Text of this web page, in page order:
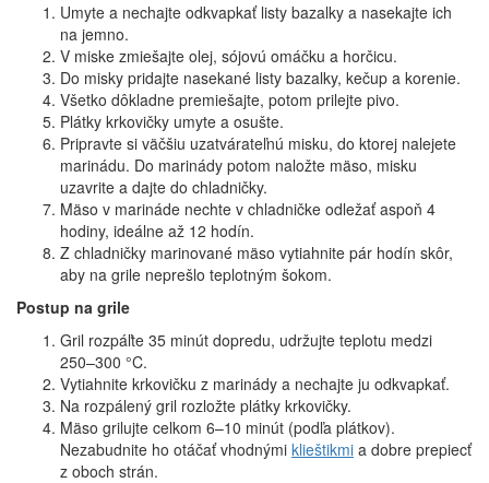
Umyte a nechajte odkvapkať listy bazalky a nasekajte ich
na jemno.
V miske zmiešajte olej, sójovú omáčku a horčicu.
Do misky pridajte nasekané listy bazalky, kečup a korenie.
Všetko dôkladne premiešajte, potom prilejte pivo.
Plátky krkovičky umyte a osušte.
Pripravte si väčšiu uzatvárateľnú misku, do ktorej nalejete
marinádu. Do marinády potom naložte mäso, misku
uzavrite a dajte do chladničky.
Mäso v marináde nechte v chladničke odležať aspoň 4
hodiny, ideálne až 12 hodín.
Z chladničky marinované mäso vytiahnite pár hodín skôr,
aby na grile neprešlo teplotným šokom.
Postup na grile
Gril rozpáľte 35 minút dopredu, udržujte teplotu medzi
250–⁠⁠300 °C.
Vytiahnite krkovičku z marinády a nechajte ju odkvapkať.
Na rozpálený gril rozložte plátky krkovičky.
Mäso grilujte celkom 6–⁠⁠10 minút (podľa plátkov).
Nezabudnite ho otáčať vhodnými klieštikmi a dobre prepiecť
z oboch strán.